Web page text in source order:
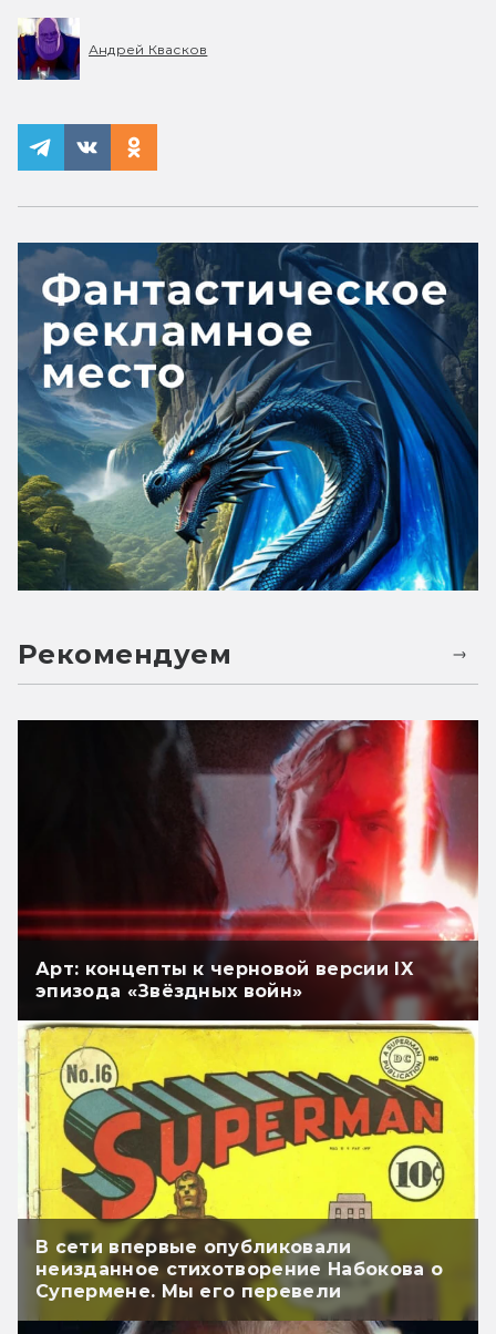
Андрей Квасков
Рекомендуем
Арт: концепты к черновой версии IX
эпизода «Звёздных войн»
В сети впервые опубликовали
неизданное стихотворение Набокова о
Супермене. Мы его перевели